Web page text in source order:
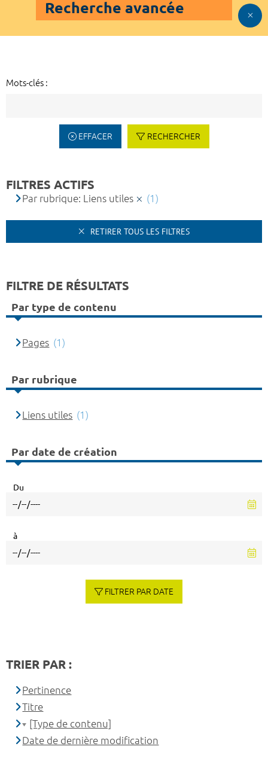
Recherche avancée
Mots-clés :
EFFACER RECHERCHER
FILTRES ACTIFS
Par rubrique: Liens utiles (1)
RETIRER TOUS LES FILTRES
FILTRE DE RÉSULTATS
Par type de contenu
Pages (1)
Par rubrique
Liens utiles (1)
Par date de création
Du
à
FILTRER PAR DATE
TRIER PAR :
Pertinence
Titre
[Type de contenu]
Date de dernière modification